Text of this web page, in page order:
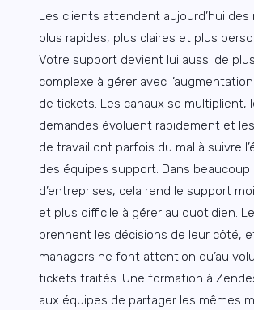
Les clients attendent aujourd’hui des
plus rapides, plus claires et plus
Votre support devient lui aussi de
complexe à gérer avec
de tickets. Les canaux se multiplient,
demandes évoluent rapidement et
de travail ont parfois du mal à suivre
des équipes support. Dans beaucoup
d’entreprises, cela rend le support
et plus difficile à gérer au quotidien.
prennent les décisions de leur côté,
managers ne font attention qu’au
tickets traités. Une formation à
aux équipes de partager les mêmes